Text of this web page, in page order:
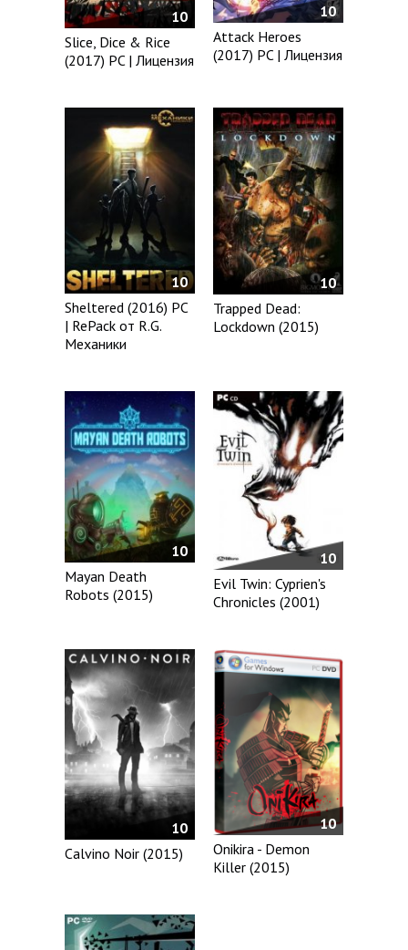
10
Slice, Dice & Rice
(2017) PC | Лицензия
10
Attack Heroes
(2017) PC | Лицензия
10
Sheltered (2016) PC
| RePack от R.G.
Механики
10
Trapped Dead:
Lockdown (2015)
10
Mayan Death
Robots (2015)
10
Evil Twin: Cyprien's
Chronicles (2001)
10
Calvino Noir (2015)
10
Onikira - Demon
Killer (2015)